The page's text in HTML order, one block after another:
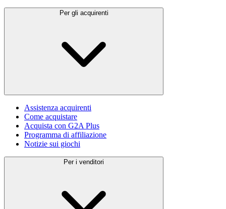
Per gli acquirenti
Assistenza acquirenti
Come acquistare
Acquista con G2A Plus
Programma di affiliazione
Notizie sui giochi
Per i venditori